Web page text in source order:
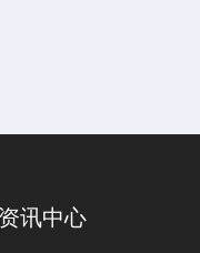
资讯中心